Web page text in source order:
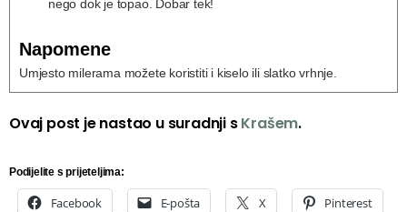
nego dok je topao. Dobar tek!
Napomene
Umjesto milerama možete koristiti i kiselo ili slatko vrhnje.
Ovaj post je nastao u suradnji sKrašem.
Podijelite s prijeteljima:
Facebook E-pošta X Pinterest